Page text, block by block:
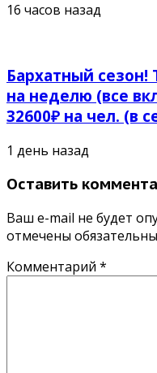
16 часов назад
Бархатный
на неделю (все
32600₽ на чел. (в
1 день назад
Оставить
Ваш e-mail не будет
отмечены
Комментарий *